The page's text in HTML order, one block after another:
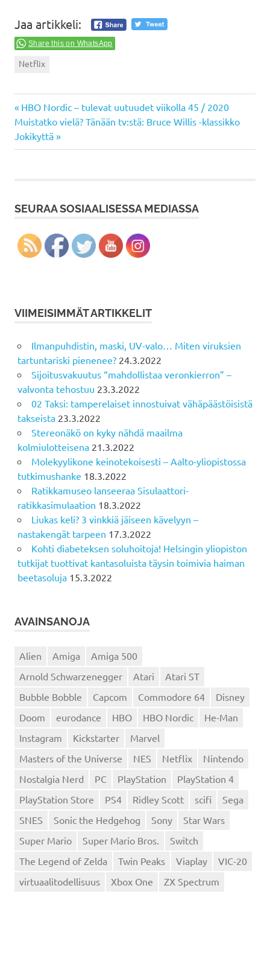
Jaa artikkeli:
Share this on WhatsApp
Netflix
Artikkelien
selaus
Previous
Post:
HBO Nordic – tulevat uutuudet viikolla 45 / 2020
Next
Post:
Muistatko vielä? Tänään tv:stä: Bruce Willis -klassikko
Jokikyttä
SEURAA SOSIAALISESSA MEDIASSA
VIIMEISIMMÄT ARTIKKELIT
Ilmanpuhdistin, maski, UV-valo… Miten viruksien
tartuntariski pienenee? 24.3.2022
Sijoitusvakuutus “mahdollistaa veronkierron” –
valvonta tehostuu 23.3.2022
02 Taksi: tamperelaiset innostuivat vähäpäästöisistä
takseista 23.3.2022
Stereonäkö on kyky nähdä maailma
kolmiulotteisena 21.3.2022
Molekyylikone keinotekoisesti – Aalto-yliopistossa
tutkimushanke 18.3.2022
Ratikkamuseo lanseeraa Sisulaattori-
ratikkasimulaation 18.3.2022
Liukas keli? 3 vinkkiä jäiseen kävelyyn –
nastakengät tarpeen 17.3.2022
Kohti diabeteksen soluhoitoja! Helsingin yliopiston
tutkijat tuottivat kantasoluista täysin toimivia haiman
beetasoluja 15.3.2022
AVAINSANOJA
Alien Amiga
Amiga 500
Arnold Schwarzenegger
Atari
Atari ST
Bubble Bobble
Capcom Commodore 64
Disney
Doom
eurodance HBO HBO Nordic
He-Man
Instagram
Kickstarter
Marvel
Masters of the Universe
NES Netflix
Nintendo
Nostalgia Nerd
PC PlayStation
PlayStation 4
PlayStation Store
PS4 Ridley Scott scifi
Sega
SNES
Sonic the Hedgehog Sony
Star Wars
Super Mario
Super Mario Bros.
Switch
The Legend of Zelda
Twin Peaks Viaplay
VIC-20
virtuaalitodellisuus
Xbox One ZX Spectrum